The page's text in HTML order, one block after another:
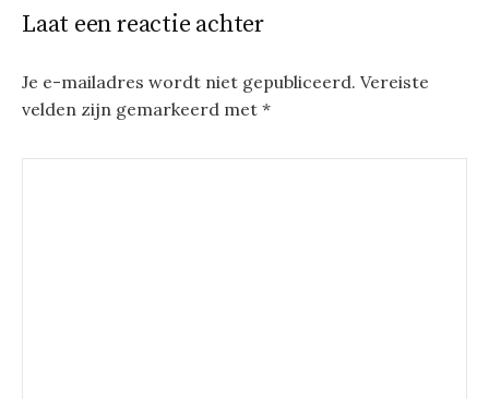
Laat een reactie achter
Je e-mailadres wordt niet gepubliceerd. Vereiste
velden zijn gemarkeerd met *